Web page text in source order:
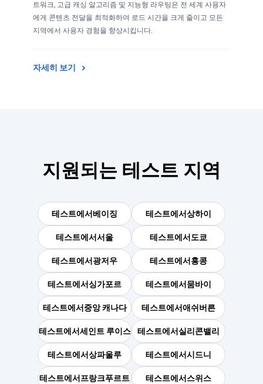
트워크, 고급 캐싱 알고리즘 및 지능형 라우팅은 전 세계 사용자
에게 콘텐츠 전달을 최적화하여 로드 시간을 크게 줄이고 모든
지역에서 사용자 경험을 향상시킵니다.
자세히 보기
지원되는 테스트 지역
테스트에서베이징 테스트에서상하이
테스트에서서울 테스트에서 도쿄
테스트에서 광저우 테스트에서 홍콩
테스트에서싱가포르 테스트에서 뭄바이
테스트에서 중앙 캐나다 테스트에서애쉬버른
테스트에서세인트 루이스 테스트에서실리콘밸리
테스트에서상파울루 테스트에서시드니
테스트에서 프랑크푸르트 테스트에서 스위스